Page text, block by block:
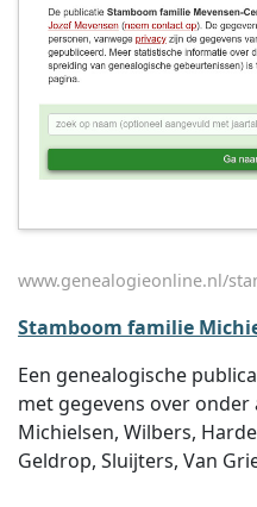
www.genealogieonline.nl/
Stamboom familie
Een genealogische
met gegevens over
Michielsen, Wilbers,
Geldrop, Sluijters, Van